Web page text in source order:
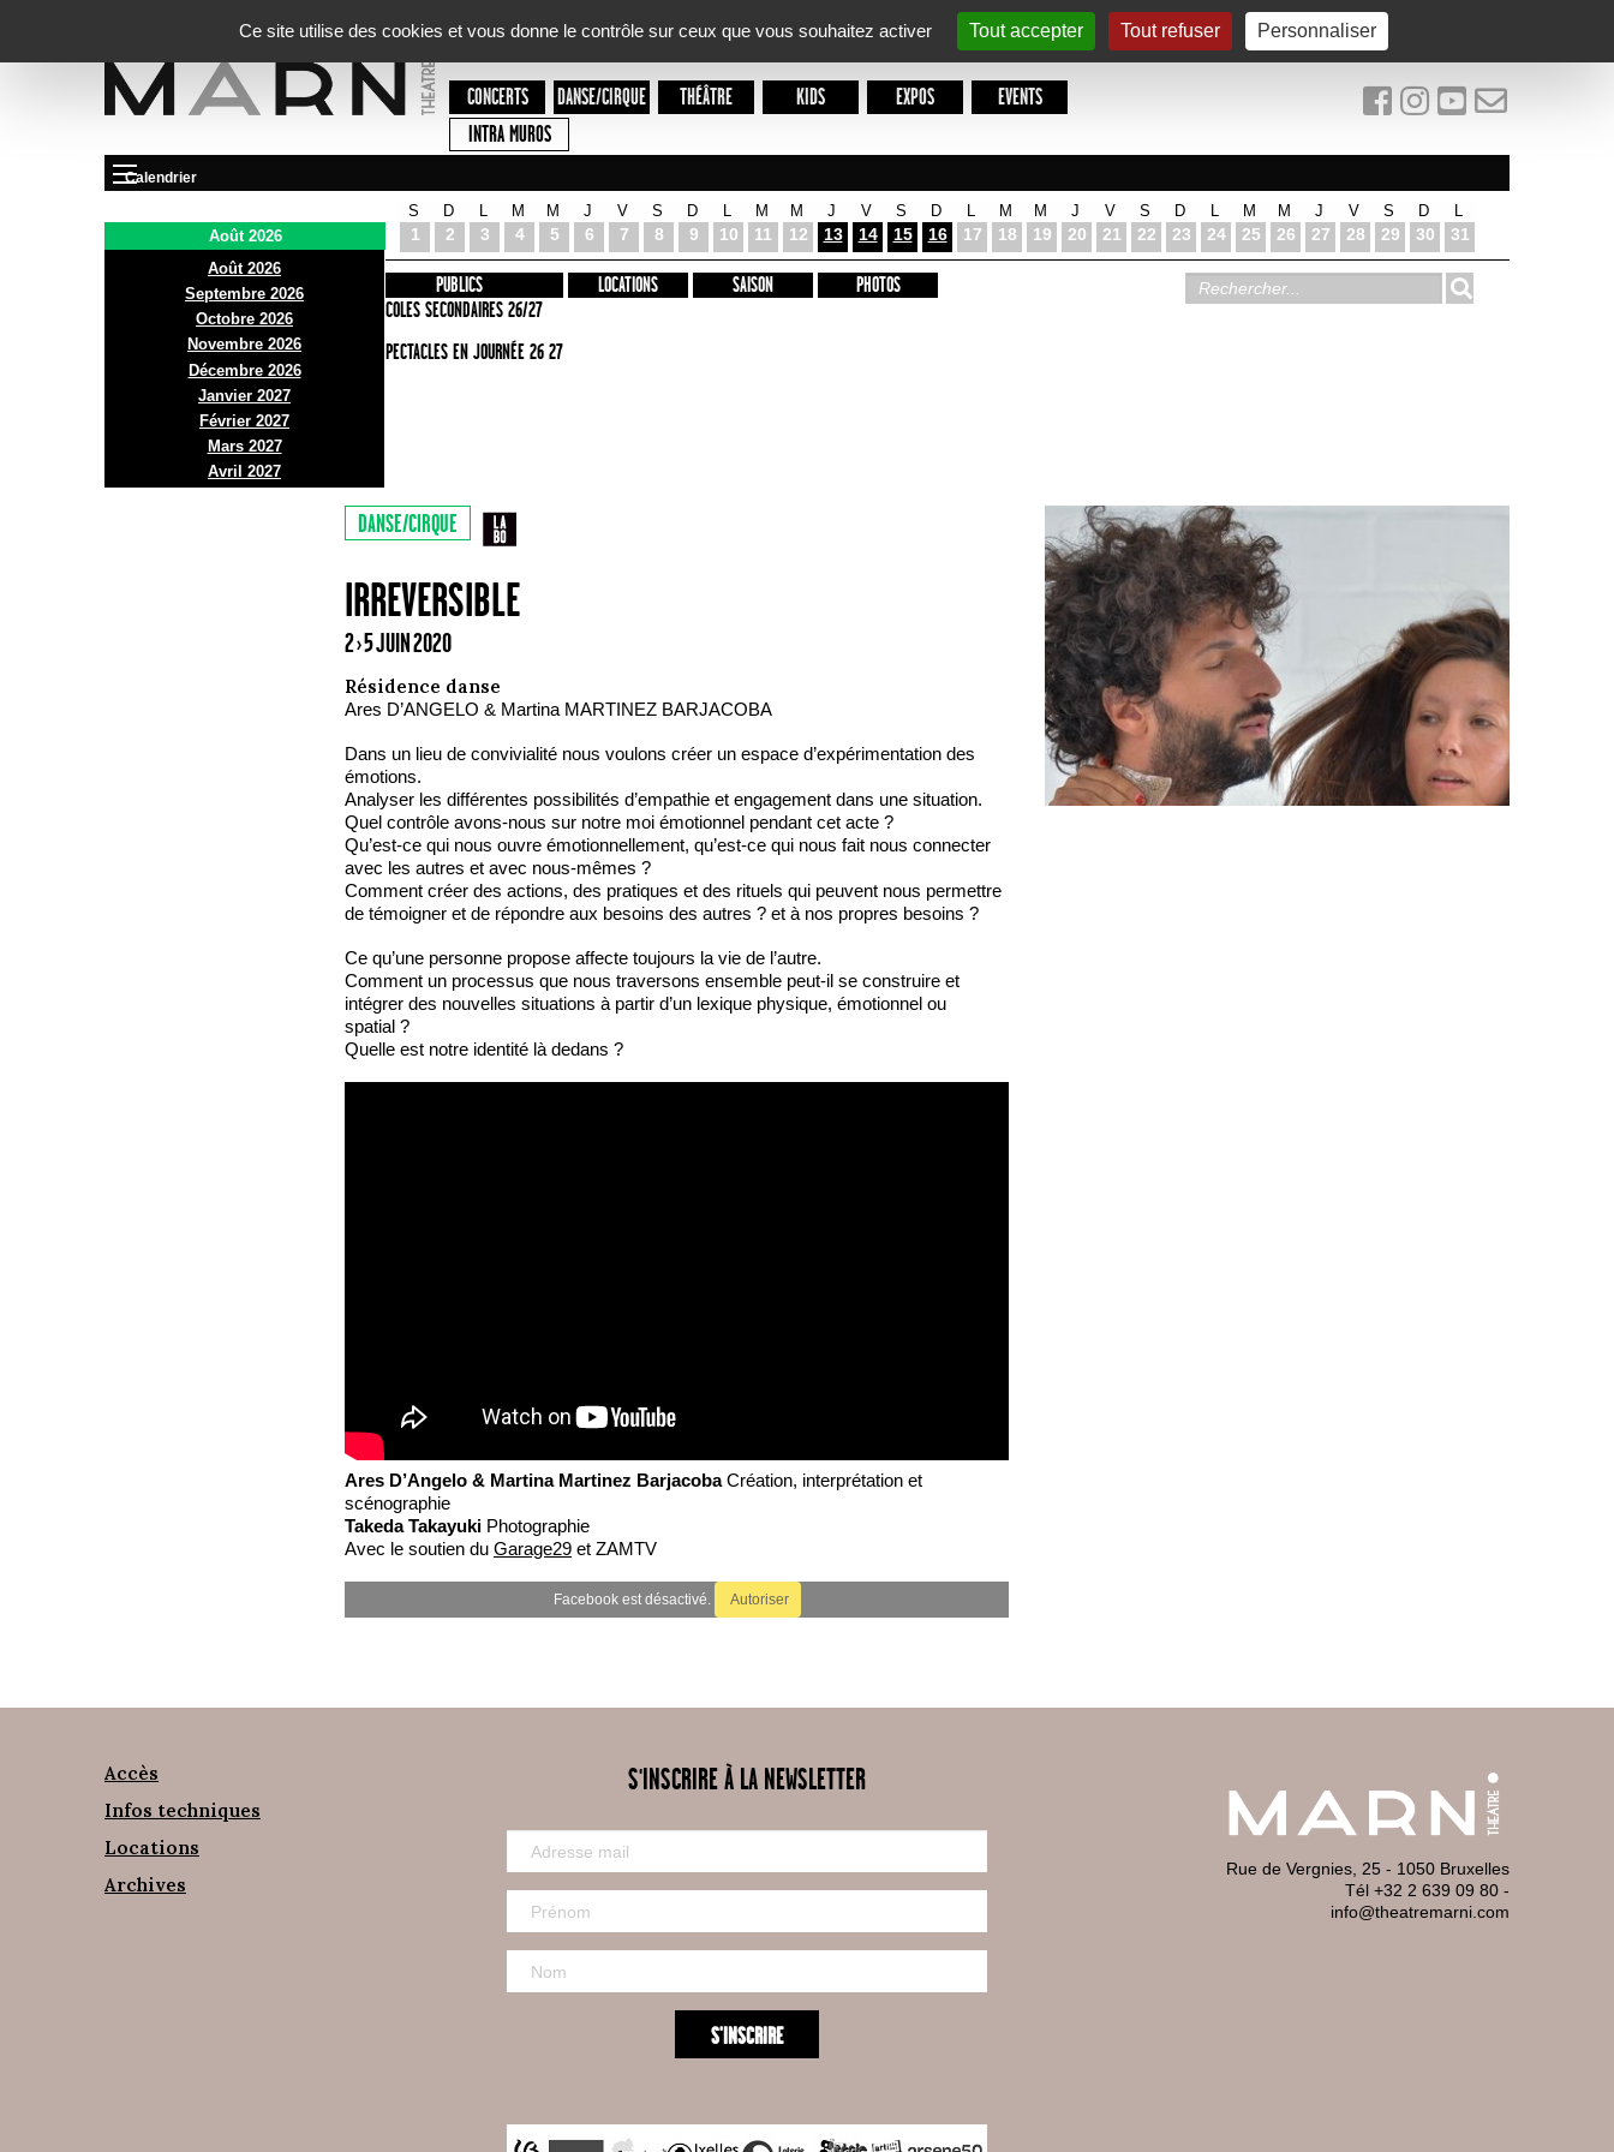
Ce site utilise des cookies et vous donne le contrôle sur ceux que vous souhaitez activer
Tout accepter Tout refuser Personnaliser
CONCERTS DANSE/CIRQUE THÉÂTRE KIDS EXPOS
EVENTS
INTRA MUROS
Calendrier
Août 2026
Août 2026
Septembre 2026
Octobre 2026
Novembre 2026
Décembre 2026
Janvier 2027
Février 2027
Mars 2027
Avril 2027
S
1
D
2 3
M
4
M
5
J
6
V
7
S
8
D
9 10
M
11
M
12
J
13
V
14
S
15
D
16 17
M
18
M
19
J
20
V
21
S
22
D
23 24
M
25
M
26
J
27
V
28
S
29
D
30 31
PRÉSENTATION
INFOS PRATIQUES
ACCES
BAR ET BISTRO
BILLETTERIE
PUBLICS
ECOLES SECONDAIRES 26/27
SPECTACLES EN JOURNÉE 26 27
LOCATIONS SAISON PHOTOS
DANSE/CIRQUE
IRREVERSIBLE
2 › 5 JUIN 2020
Résidence danse
Ares D’ANGELO & Martina MARTINEZ BARJACOBA
Dans un lieu de convivialité nous voulons créer un espace d’expérimentation des
émotions.
Analyser les différentes possibilités d’empathie et engagement dans une situation.
Quel contrôle avons-nous sur notre moi émotionnel pendant cet acte ?
Qu’est-ce qui nous ouvre émotionnellement, qu’est-ce qui nous fait nous connecter
avec les autres et avec nous-mêmes ?
Comment créer des actions, des pratiques et des rituels qui peuvent nous permettre
de témoigner et de répondre aux besoins des autres ? et à nos propres besoins ?
Ce qu’une personne propose affecte toujours la vie de l’autre.
Comment un processus que nous traversons ensemble peut-il se construire et
intégrer des nouvelles situations à partir d’un lexique physique, émotionnel ou
spatial ?
Quelle est notre identité là dedans ?
Ares D’Angelo & Martina Martinez BarjacobaCréation, interprétation et
scénographie
Takeda Takayuki Photographie
Avec le soutien du Garage29 et ZAMTV
Facebook est désactivé. Autoriser
Accès
Infos techniques
Locations
Archives
S'INSCRIRE À LA NEWSLETTER
Rue de Vergnies, 25 - 1050 Bruxelles
Tél +32 2 639 09 80 -
info@theatremarni.com